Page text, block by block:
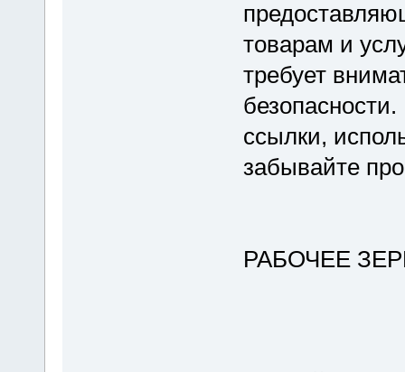
товарам и
требует
ссылки,
забывайте
РАБОЧЕЕ